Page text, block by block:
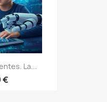
La...
€